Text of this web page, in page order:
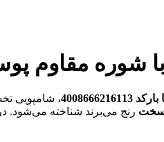
شوره مقاوم
، شامپویی
رنج می‌برند شناخته می‌شود.